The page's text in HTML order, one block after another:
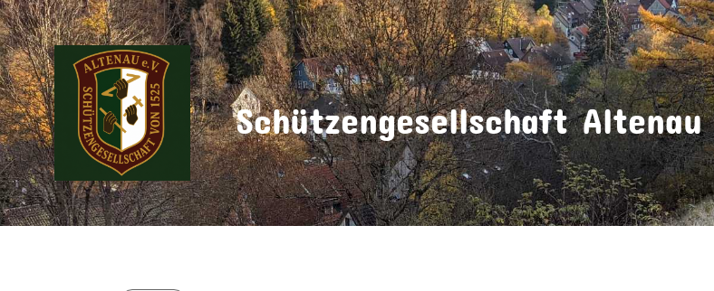
Schützengesellschaft Altenau